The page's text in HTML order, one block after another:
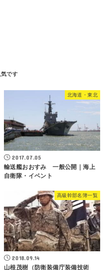
北海道・東北
2017.07.05
輸送艦おおすみ 一般公開｜海上
自衛隊・イベント
高級幹部名簿一覧
2018.09.14
山根茂樹（防衛装備庁装備技術